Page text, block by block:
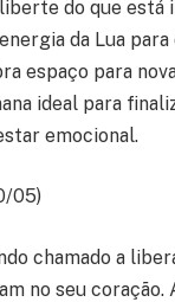
do que está
da Lua
espaço para
ideal para
emocional.
05)
chamado a
no seu coração.